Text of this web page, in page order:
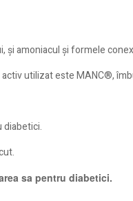
și amoniacul și formele
activ utilizat este MANC®,
diabetici.
sa pentru diabetici.